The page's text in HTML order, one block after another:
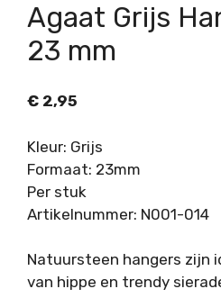
Agaat Grijs
23 mm
€ 2,95
Kleur: Grijs
Formaat: 23mm
Per stuk
Artikelnummer: N001-014
Natuursteen hangers zijn
van hippe en trendy